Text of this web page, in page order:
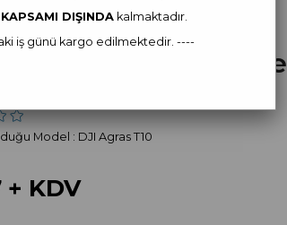
Supporting Piece
Model : DJI Agras T10
+ KDV
DIŞINDA kalmaktadır.
iş günü kargo edilmektedir. ----